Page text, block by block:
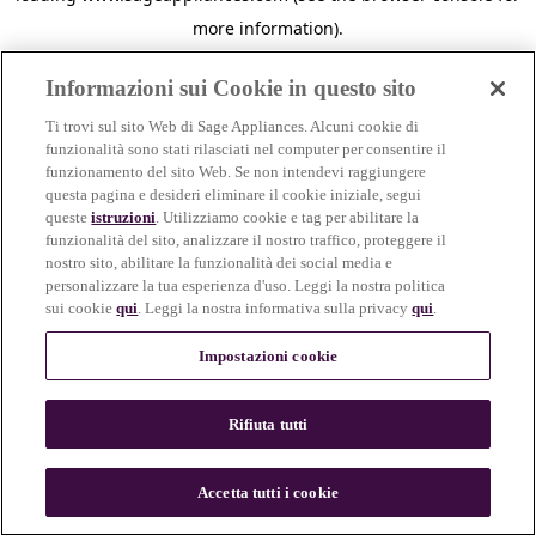
more information).
n
Informazioni sui Cookie in questo sito
Ti trovi sul sito Web di Sage Appliances. Alcuni cookie di
funzionalità sono stati rilasciati nel computer per consentire il
funzionamento del sito Web. Se non intendevi raggiungere
questa pagina e desideri eliminare il cookie iniziale, segui
questeistruzioni. Utilizziamo cookie e tag per abilitare la
funzionalità del sito, analizzare il nostro traffico, proteggere il
nostro sito, abilitare la funzionalità dei social media e
personalizzare la tua esperienza d'uso. Leggi la nostra politica
sui cookiequi. Leggi la nostra informativa sulla privacyqui.
Impostazioni cookie
Rifiuta tutti
Accetta tutti i cookie